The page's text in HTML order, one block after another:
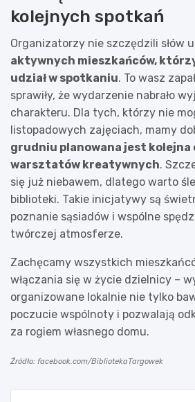
kolejnych spotkań
Organizatorzy nie szczędzili słów
aktywnych mieszkańców,
udział w spotkaniu. To wasz
sprawiły, że wydarzenie nabrało
charakteru. Dla tych, którzy nie
listopadowych zajęciach, mamy
grudniu planowana jest kolejna
warsztatów kreatywnych.
się już niebawem, dlatego warto
biblioteki. Takie inicjatywy są
poznanie sąsiadów i wspólne
twórczej atmosferze.
Zachęcamy wszystkich
włączania się w życie dzielnicy –
organizowane lokalnie nie tylko
poczucie wspólnoty i pozwalają
za rogiem własnego domu.
Źródło: facebook.com/BibliotekaTargowek